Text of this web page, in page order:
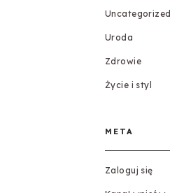
Uncategorized
Uroda
Zdrowie
Życie i styl
META
Zaloguj się